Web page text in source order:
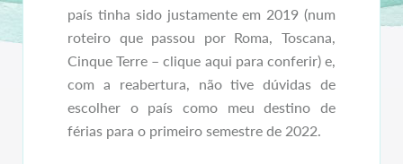
país tinha sido justamente em 2019 (num
roteiro que passou por Roma, Toscana,
Cinque Terre – clique aqui para conferir) e,
com a reabertura, não tive dúvidas de
escolher o país como meu destino de
férias para o primeiro semestre de 2022.